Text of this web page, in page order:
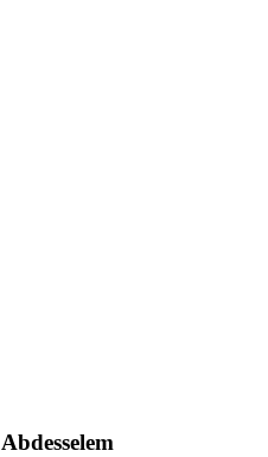
Abdesselem